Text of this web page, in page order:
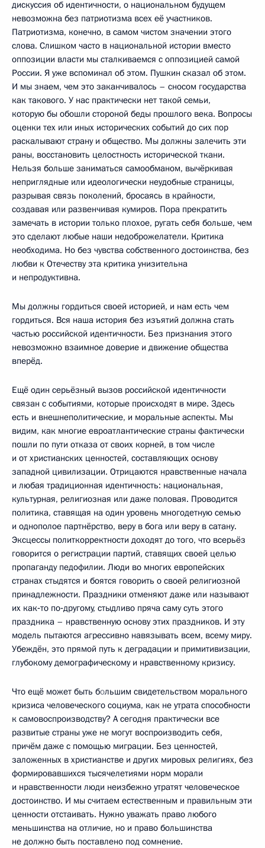
дискуссия об идентичности, о национальном будущем
невозможна без патриотизма всех её участников.
Патриотизма, конечно, в самом чистом значении этого
слова. Слишком часто в национальной истории вместо
оппозиции власти мы сталкиваемся с оппозицией самой
России. Я уже вспоминал об этом. Пушкин сказал об этом.
И мы знаем, чем это заканчивалось – сносом государства
как такового. У нас практически нет такой семьи,
которую бы обошли стороной беды прошлого века. Вопросы
оценки тех или иных исторических событий до сих пор
раскалывают страну и общество. Мы должны залечить эти
раны, восстановить целостность исторической ткани.
Нельзя больше заниматься самообманом, вычёркивая
неприглядные или идеологически неудобные страницы,
разрывая связь поколений, бросаясь в крайности,
создавая или развенчивая кумиров. Пора прекратить
замечать в истории только плохое, ругать себя больше, чем
это сделают любые наши недоброжелатели. Критика
необходима. Но без чувства собственного достоинства, без
любви к Отечеству эта критика унизительна
и непродуктивна.
Мы должны гордиться своей историей, и нам есть чем
гордиться. Вся наша история без изъятий должна стать
частью российской идентичности. Без признания этого
невозможно взаимное доверие и движение общества
вперёд.
Ещё один серьёзный вызов российской идентичности
связан с событиями, которые происходят в мире. Здесь
есть и внешнеполитические, и моральные аспекты. Мы
видим, как многие евроатлантические страны фактически
пошли по пути отказа от своих корней, в том числе
и от христианских ценностей, составляющих основу
западной цивилизации. Отрицаются нравственные начала
и любая традиционная идентичность: национальная,
культурная, религиозная или даже половая. Проводится
политика, ставящая на один уровень многодетную семью
и однополое партнёрство, веру в бога или веру в сатану.
Эксцессы политкорректности доходят до того, что всерьёз
говорится о регистрации партий, ставящих своей целью
пропаганду педофилии. Люди во многих европейских
странах стыдятся и боятся говорить о своей религиозной
принадлежности. Праздники отменяют даже или называют
их как‑то по‑другому, стыдливо пряча саму суть этого
праздника – нравственную основу этих праздников. И эту
модель пытаются агрессивно навязывать всем, всему миру.
Убеждён, это прямой путь к деградации и примитивизации,
глубокому демографическому и нравственному кризису.
Что ещё может быть большим свидетельством морального
кризиса человеческого социума, как не утрата способности
к самовоспроизводству? А сегодня практически все
развитые страны уже не могут воспроизводить себя,
причём даже с помощью миграции. Без ценностей,
заложенных в христианстве и других мировых религиях, без
формировавшихся тысячелетиями норм морали
и нравственности люди неизбежно утратят человеческое
достоинство. И мы считаем естественным и правильным эти
ценности отстаивать. Нужно уважать право любого
меньшинства на отличие, но и право большинства
не должно быть поставлено под сомнение.